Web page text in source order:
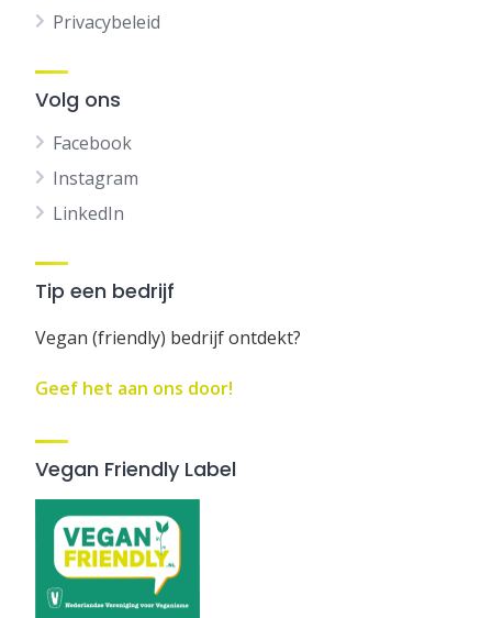
Privacybeleid
Volg ons
Facebook
Instagram
LinkedIn
Tip een bedrijf
Vegan (friendly) bedrijf ontdekt?
Geef het aan ons door!
Vegan Friendly Label